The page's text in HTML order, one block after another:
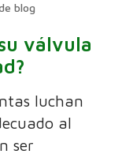
blog
válvula
luchan
al
ser